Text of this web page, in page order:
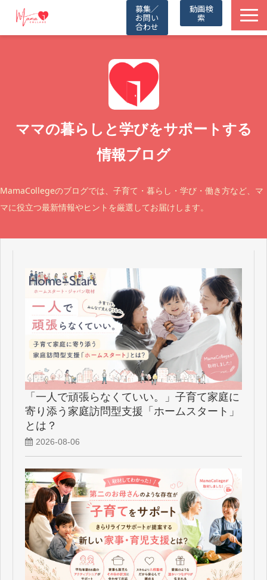
募集／
お問い
合わせ
動画検
索
取材記事
ママの暮らしと学びをサポートする
情報ブログ
MamaCollegeのブログでは、子育て・暮らし・学び・働き方など、マ
マに役立つ最新情報やヒントを厳選してお届けします。
「一人で頑張らなくていい。」子育て家庭に
寄り添う家庭訪問型支援「ホームスタート」
とは？
2026-08-06